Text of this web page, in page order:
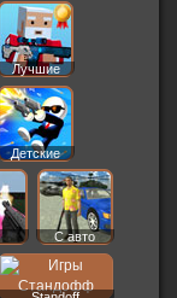
Лучшие
Детские
С авто